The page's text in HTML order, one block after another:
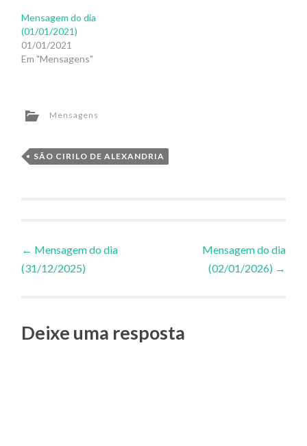
Mensagem do dia
(01/01/2021)
01/01/2021
Em "Mensagens"
Mensagens
SÃO CIRILO DE ALEXANDRIA
Navegação
de
Posts
← Mensagem do dia
(31/12/2025)
Mensagem do dia
(02/01/2026) →
Deixe uma resposta